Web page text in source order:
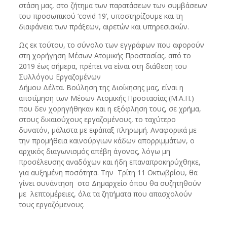
στάση μας, στο ζήτημα των παρατάσεων των συμβάσεων
του προσωπικού ‘covid 19’, υποστηρίζουμε και τη
διαφάνεια των πράξεων, αιρετών και υπηρεσιακών.
Ως εκ τούτου, το σύνολο των εγγράφων που αφορούν
στη χορήγηση Μέσων Ατομικής Προστασίας, από το
2019 έως σήμερα, πρέπει να είναι στη διάθεση του
Συλλόγου Εργαζομένων
Δήμου Δέλτα. Βούληση της Διοίκησης μας, είναι η
αποτίμηση των Μέσων Ατομικής Προστασίας (Μ.Α.Π.)
που δεν χορηγήθηκαν και η εξόφληση τους, σε χρήμα,
στους δικαιούχους εργαζομένους, το ταχύτερο
δυνατόν, μάλιστα με εφάπαξ πληρωμή. Αναφορικά με
την προμήθεια καινούργιων κάδων απορριμμάτων, ο
αρχικός διαγωνισμός απέβη άγονος, λόγω μη
προσέλευσης αναδόχων και ήδη επαναπροκηρύχθηκε,
για αυξημένη ποσότητα. Την Τρίτη 11 Οκτωβρίου, θα
γίνει συνάντηση στο Δημαρχείο όπου θα συζητηθούν
με λεπτομέρειες, όλα τα ζητήματα που απασχολούν
τους εργαζόμενους.